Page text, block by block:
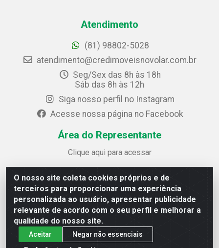
O nosso site coleta cookies próprios e de
terceiros para proporcionar uma experiência
personalizada ao usuário, apresentar publicidade
relevante de acordo com o seu perfil e melhorar a
qualidade do nosso site.
Aceitar
Negar não essenciais
Atendimento
(81) 98802-5028
atendimento@credimoveisnovolar.com.br
Seg/Sex das 8h às 18h
Sáb das 8h às 12h
Siga nosso perfil no Instagram
Acesse nossa página no Facebook
Área do Representante
Clique aqui para acessar
Credimóveis Novolar Ltda
Rua José Alves Bezerra, 430 - Prazeres - Jaboatão dos
Guararapes / PE - CEP 54.325-610
CNPJ: 09.930.165/0013-70